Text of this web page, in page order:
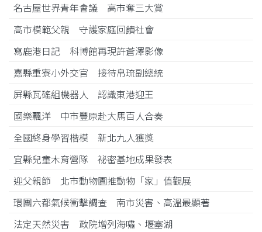
名古屋世界青年會議 高市奪三大賞
高市模範父親 守護家庭回饋社會
寫鹿港日記 科博館再現許蒼澤影像
嘉縣重寮小外交官 接待帛琉副總統
屏縣瓦磘組機器人 認識東港迎王
國樂飄洋 中市豐原赴大馬百人合奏
全國終身學習楷模 新北九人獲獎
宜縣兒童木育營隊 祕密基地成果發表
迎父親節 北市動物園推動物「家」值觀展
環團六都氣候衝擊調查 南市災害、高溫最顯著
法定天然災害 政院增列海嘯、堰塞湖